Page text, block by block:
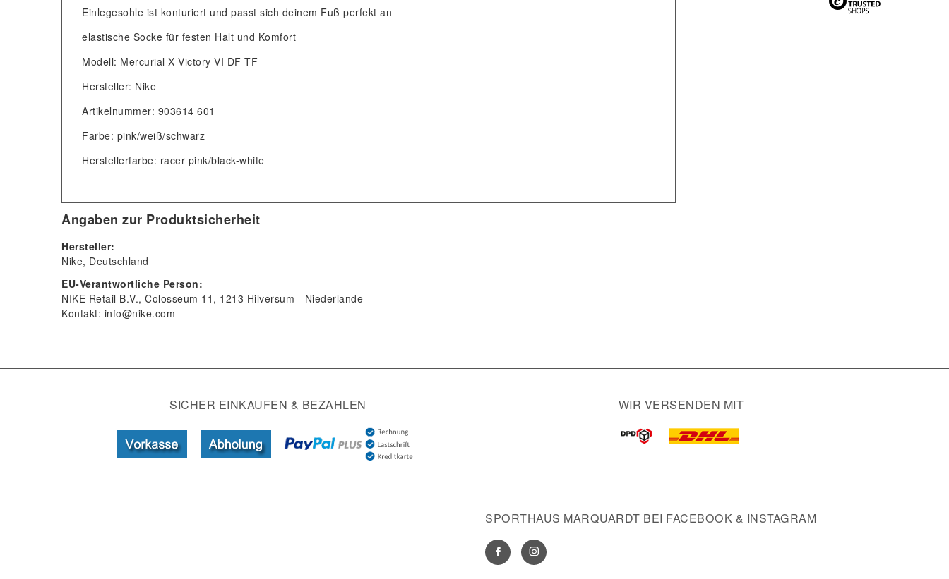
Einlegesohle ist konturiert und passt sich deinem Fuß perfekt an
elastische Socke für festen Halt und Komfort
Modell: Mercurial X Victory VI DF TF
Hersteller: Nike
Artikelnummer: 903614 601
Farbe: pink/weiß/schwarz
Herstellerfarbe: racer pink/black-white
Angaben zur Produktsicherheit
Hersteller:
Nike Deutschland
EU-Verantwortliche Person:
NIKE Retail B.V. Colosseum 11 1213 Hilversum
Niederlande
Kontakt: info@nike.com
SICHER EINKAUFEN & BEZAHLEN WIR VERSENDEN MIT
SPORTHAUS MARQUARDT BEI FACEBOOK & INSTAGRAM